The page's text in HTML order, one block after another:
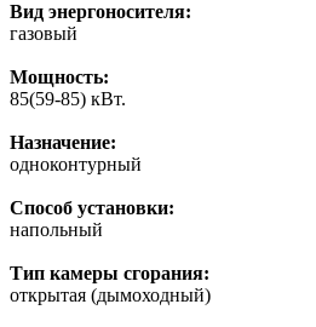
Вид энергоносителя:
газовый
Мощность:
85(59-85) кВт.
Назначение:
одноконтурный
Способ установки:
напольный
Тип камеры сгорания:
открытая (дымоходный)